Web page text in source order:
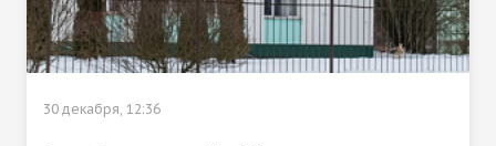
30 декабря, 12:36